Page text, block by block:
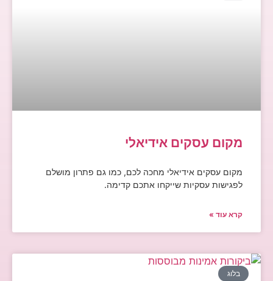
מקום עסקים אידיאלי
מקום עסקים אידיאלי מחכה לכם, כמו גם פתרון מושלם
לפגישות עסקיות שייקחו אתכם קדימה.
קרא עוד »
בלוג